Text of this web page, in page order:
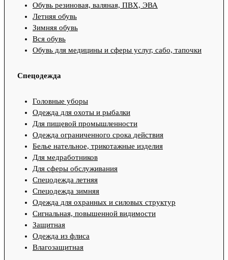
Обувь резиновая, валяная, ПВХ, ЭВА
Летняя обувь
Зимняя обувь
Вся обувь
Обувь для медицины и сферы услуг, сабо, тапочки
Спецодежда
Головные уборы
Одежда для охоты и рыбалки
Для пищевой промышленности
Одежда ограниченного срока действия
Белье нательное, трикотажные изделия
Для медработников
Для сферы обслуживания
Спецодежда летняя
Спецодежда зимняя
Одежда для охранных и силовых структур
Сигнальная, повышенной видимости
Защитная
Одежда из флиса
Влагозащитная